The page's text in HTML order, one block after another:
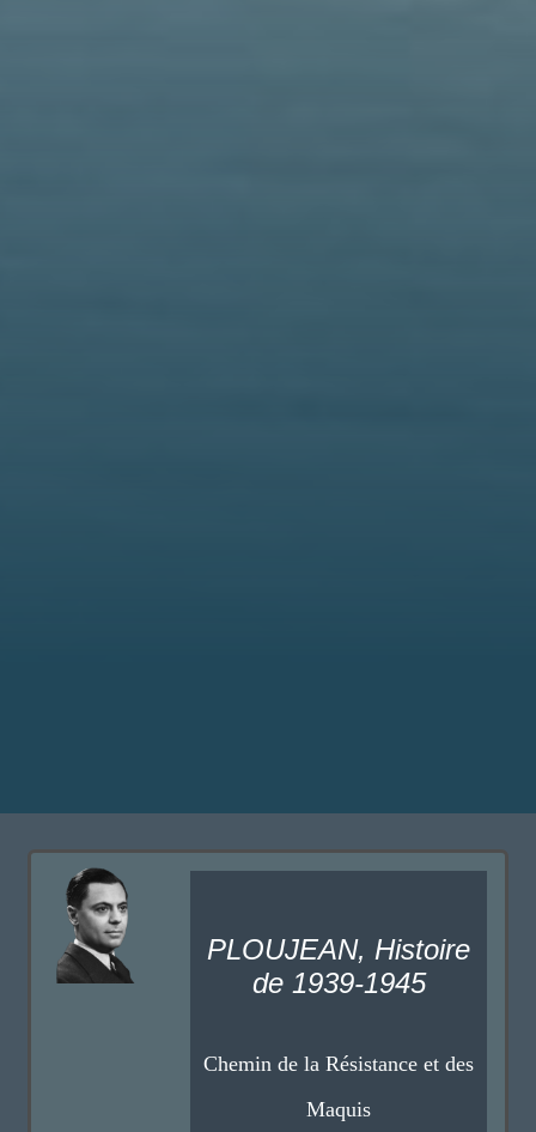
PLOUJEAN, Histoire
de 1939-1945
Chemin de la Résistance et des
Maquis